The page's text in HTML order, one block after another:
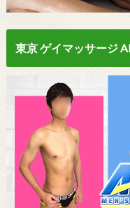
東京 ゲイマッサージ